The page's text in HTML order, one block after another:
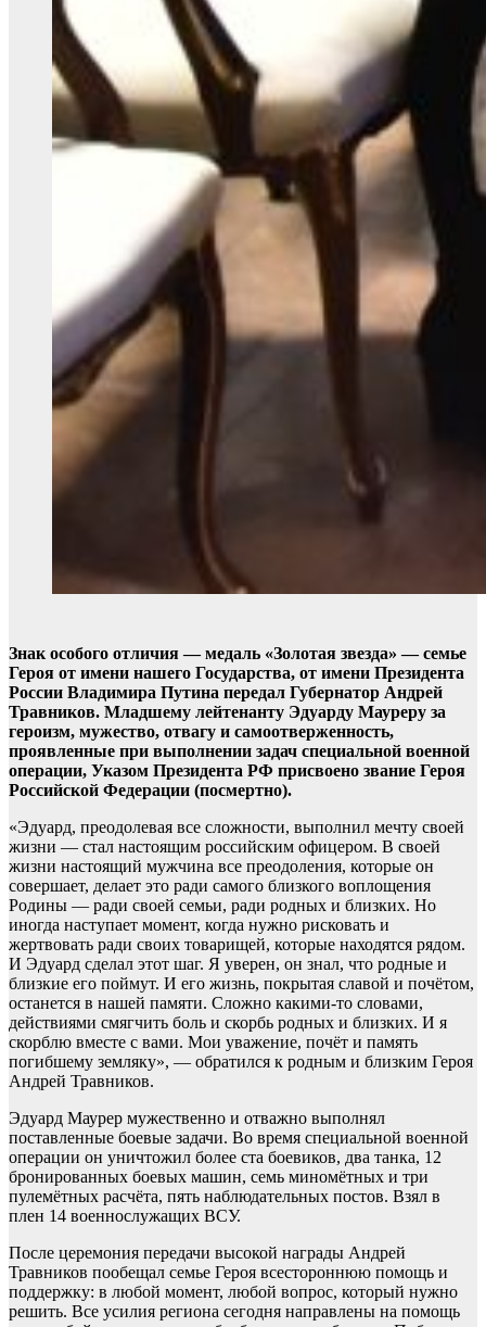
Знак особого отличия — медаль «Золотая звезда» — семье
Героя от имени нашего Государства, от имени Президента
России Владимира Путина передал Губернатор Андрей
Травников. Младшему лейтенанту Эдуарду Мауреру за
героизм, мужество, отвагу и самоотверженность,
проявленные при выполнении задач специальной военной
операции, Указом Президента РФ присвоено звание Героя
Российской Федерации (посмертно).
«Эдуард, преодолевая все сложности, выполнил мечту своей
жизни — стал настоящим российским офицером. В своей
жизни настоящий мужчина все преодоления, которые он
совершает, делает это ради самого близкого воплощения
Родины — ради своей семьи, ради родных и близких. Но
иногда наступает момент, когда нужно рисковать и
жертвовать ради своих товарищей, которые находятся рядом.
И Эдуард сделал этот шаг. Я уверен, он знал, что родные и
близкие его поймут. И его жизнь, покрытая славой и почётом,
останется в нашей памяти. Сложно какими-то словами,
действиями смягчить боль и скорбь родных и близких. И я
скорблю вместе с вами. Мои уважение, почёт и память
погибшему земляку», — обратился к родным и близким Героя
Андрей Травников.
Эдуард Маурер мужественно и отважно выполнял
поставленные боевые задачи. Во время специальной военной
операции он уничтожил более ста боевиков, два танка, 12
бронированных боевых машин, семь миномётных и три
пулемётных расчёта, пять наблюдательных постов. Взял в
плен 14 военнослужащих ВСУ.
После церемония передачи высокой награды Андрей
Травников пообещал семье Героя всестороннюю помощь и
поддержку: в любой момент, любой вопрос, который нужно
решить. Все усилия региона сегодня направлены на помощь